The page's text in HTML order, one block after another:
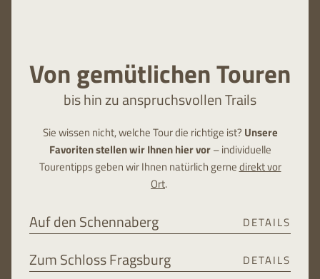
Von gemütlichen Touren
bis hin zu anspruchsvollen Trails
Sie wissen nicht, welche Tour die richtige ist? Unsere
Favoriten stellen wir Ihnen hier vor– individuelle
Tourentipps geben wir Ihnen natürlich gernedirekt vor
Ort.
Auf den Schennaberg DETAILS
Diese mittelschwere MTB-Tour in Schenna empfiehlt sich
für erfahrene Bike-Urlauber. Der Südtiroler Schennaberg
Zum Schloss Fragsburg DETAILS